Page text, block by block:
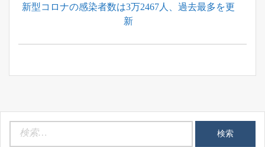
シ
ン
Next
新型コロナの感染者数は3万2467人、過去最多を更
新